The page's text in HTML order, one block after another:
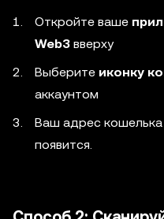
Откройте ваше
Web3 вверху
Выберите иконку
аккаунтом
Ваш адрес
появится.